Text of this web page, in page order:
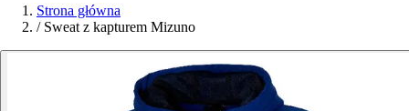
Strona główna
/ Sweat z kapturem Mizuno